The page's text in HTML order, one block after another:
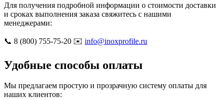
Для получения подробной информации о стоимости доставки
и сроках выполнения заказа свяжитесь с нашими
менеджерами:
📞 8 (800) 755-75-20 ✉️ info@inoxprofile.ru
Удобные способы оплаты
Мы предлагаем простую и прозрачную систему оплаты для
наших клиентов: